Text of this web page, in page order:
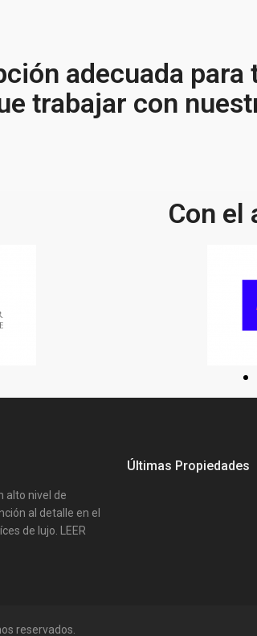
adecuada para
trabajar con
Con el
alto nivel de
al detalle en el
de lujo.
LEER
Últimas Propiedades
reservados.